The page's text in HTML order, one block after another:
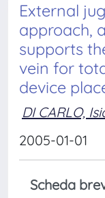
External
approach,
supports
vein for
device
DI CARLO,
2005-01-01
Scheda